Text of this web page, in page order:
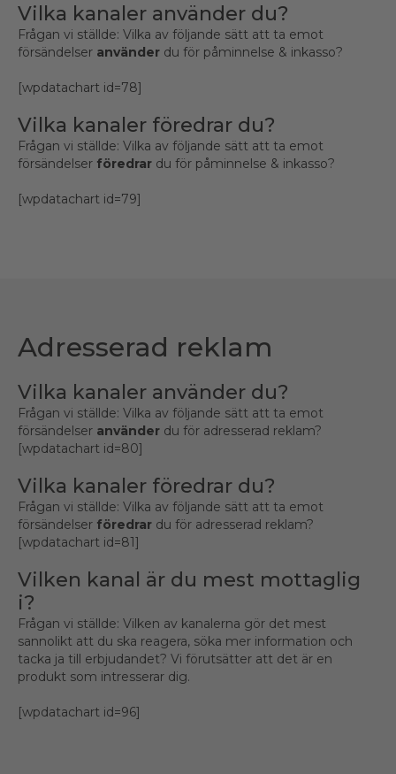
Vilka kanaler använder du?
Frågan vi ställde: Vilka av följande sätt att ta emot
försändelser använder du för påminnelse & inkasso?
[wpdatachart id=78]
Vilka kanaler föredrar du?
Frågan vi ställde: Vilka av följande sätt att ta emot
försändelser föredrar du för påminnelse & inkasso?
[wpdatachart id=79]
Adresserad reklam
Vilka kanaler använder du?
Frågan vi ställde: Vilka av följande sätt att ta emot
försändelser använder du för adresserad reklam?
[wpdatachart id=80]
Vilka kanaler föredrar du?
Frågan vi ställde: Vilka av följande sätt att ta emot
försändelser föredrar du för adresserad reklam?
[wpdatachart id=81]
Vilken kanal är du mest mottaglig
i?
Frågan vi ställde: Vilken av kanalerna gör det mest
sannolikt att du ska reagera, söka mer information och
tacka ja till erbjudandet? Vi förutsätter att det är en
produkt som intresserar dig.
[wpdatachart id=96]